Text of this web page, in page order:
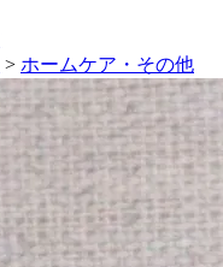
> ホームケア・その他